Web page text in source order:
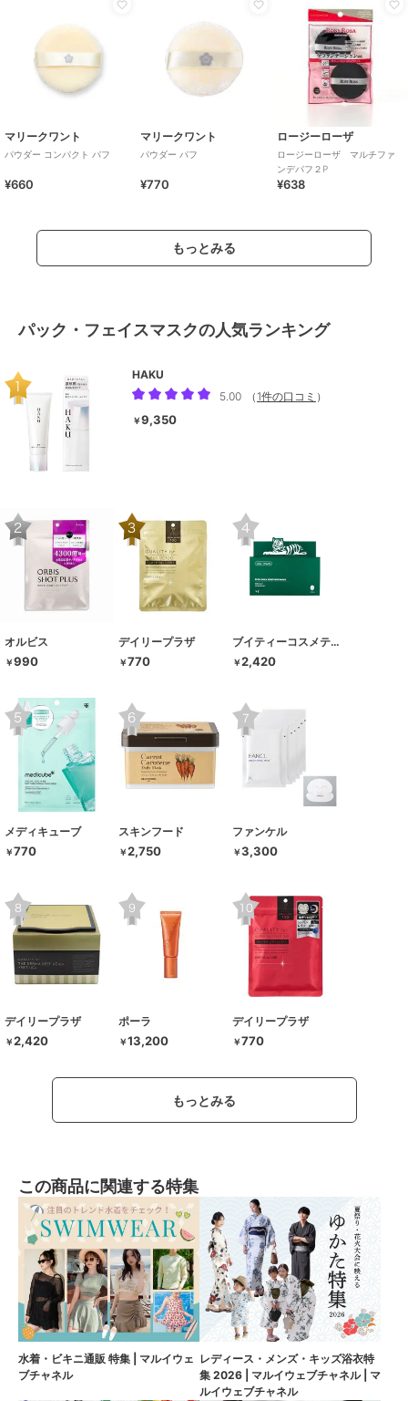
マリークワント
パウダー コンパクト パフ
¥660
マリークワント
パウダー パフ
¥770
ロージーローザ
ロージーローザ マルチファ
ンデパフ２P
¥638
もっとみる
パック・フェイスマスクの人気ランキング
HAKU
5.00
（ 1件の口コミ ）
￥9,350
オルビス
￥990
デイリープラザ
￥770
ブイティーコスメティクス
￥2,420
メディキューブ
￥770
スキンフード
￥2,750
ファンケル
￥3,300
デイリープラザ
￥2,420
ポーラ
￥13,200
デイリープラザ
￥770
もっとみる
この商品に関連する特集
水着・ビキニ通販 特集 | マルイウェ
ブチャネル
レディース・メンズ・キッズ浴衣特
集 2026 | マルイウェブチャネル | マ
ルイウェブチャネル